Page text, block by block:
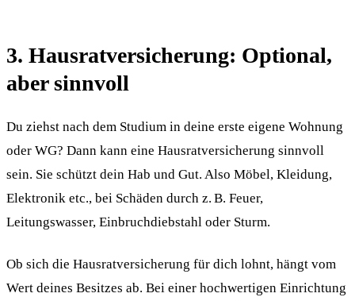
3. Hausratversicherung: Optional,
aber sinnvoll
Du ziehst nach dem Studium in deine erste eigene Wohnung
oder WG? Dann kann eine Hausratversicherung sinnvoll
sein. Sie schützt dein Hab und Gut. Also Möbel, Kleidung,
Elektronik etc., bei Schäden durch z. B. Feuer,
Leitungswasser, Einbruchdiebstahl oder Sturm.
Ob sich die Hausratversicherung für dich lohnt, hängt vom
Wert deines Besitzes ab. Bei einer hochwertigen Einrichtung